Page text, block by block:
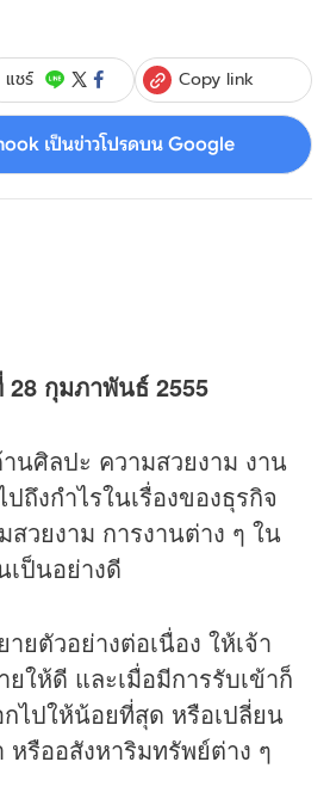
แชร์ Copy link
เป็นข่าวโปรดบน Google
28 กุมภาพันธ์ 2555
นศิลปะ ความสวยงาม งาน
ถึงกำไรในเรื่องของธุรกิจ
วยงาม การงานต่าง ๆ ใน
เป็นอย่างดี
ยตัวอย่างต่อเนื่อง ให้เจ้า
ให้ดี และเมื่อมีการรับเข้าก็
ไปให้น้อยที่สุด หรือเปลี่ยน
หรืออสังหาริมทรัพย์ต่าง ๆ